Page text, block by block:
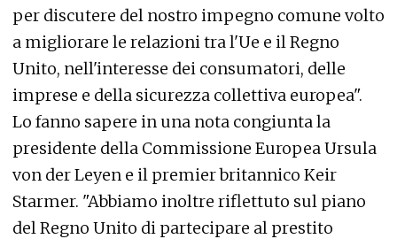
per discutere del nostro impegno comune volto
a migliorare le relazioni tra l'Ue e il Regno
Unito, nell'interesse dei consumatori, delle
imprese e della sicurezza collettiva europea".
Lo fanno sapere in una nota congiunta la
presidente della Commissione Europea Ursula
von der Leyen e il premier britannico Keir
Starmer. "Abbiamo inoltre riflettuto sul piano
del Regno Unito di partecipare al prestito